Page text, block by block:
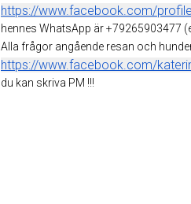
https://www.facebook.com/
hennes WhatsApp är +79265903477
Alla frågor angående resan och
https://www.facebook.com/
du kan skriva PM !!!